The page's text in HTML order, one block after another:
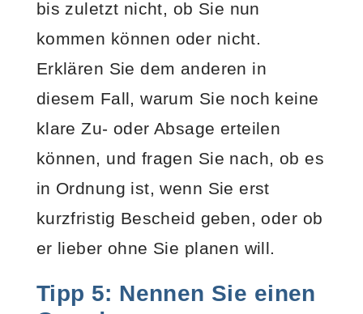
bis zuletzt nicht, ob Sie nun
kommen können oder nicht.
Erklären Sie dem anderen in
diesem Fall, warum Sie noch keine
klare Zu- oder Absage erteilen
können, und fragen Sie nach, ob es
in Ordnung ist, wenn Sie erst
kurzfristig Bescheid geben, oder ob
er lieber ohne Sie planen will.
Tipp 5: Nennen Sie einen